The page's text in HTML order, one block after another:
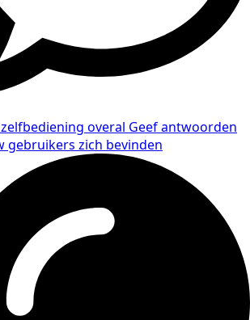
overal Geef antwoorden
gebruikers zich bevinden